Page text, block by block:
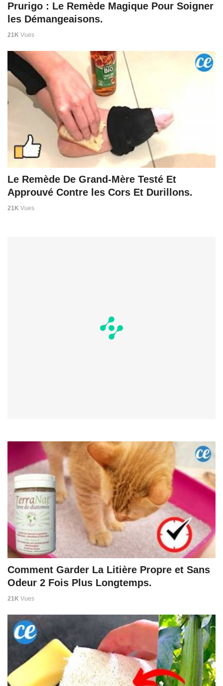
Prurigo : Le Remède Magique Pour Soigner
les Démangeaisons.
21K Vues
Le Remède De Grand-Mère Testé Et
Approuvé Contre les Cors Et Durillons.
21K Vues
Comment Garder La Litière Propre et Sans
Odeur 2 Fois Plus Longtemps.
21K Vues